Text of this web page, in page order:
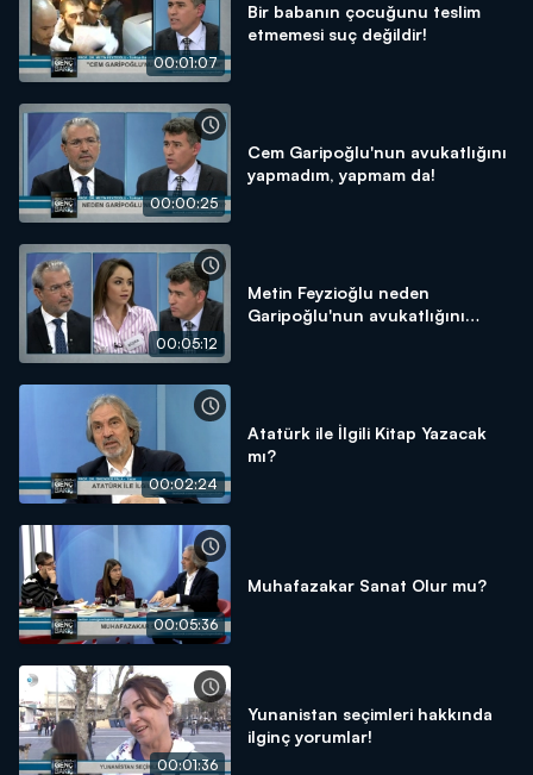
00:01:07
Bir babanın çocuğunu teslim
etmemesi suç değildir!
00:00:25
Cem Garipoğlu'nun avukatlığını
yapmadım, yapmam da!
00:05:12
Metin Feyzioğlu neden
Garipoğlu'nun avukatlığını
00:02:24
Atatürk ile İlgili Kitap Yazacak
mı?
00:05:36
Muhafazakar Sanat Olur mu?
00:01:36
Yunanistan seçimleri hakkında
ilginç yorumlar!